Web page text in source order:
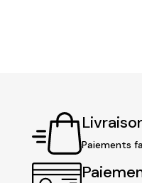
Paiements